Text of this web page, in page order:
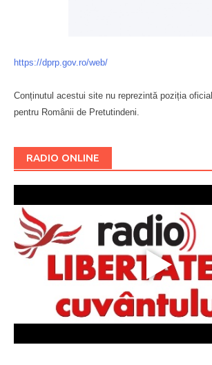
https://dprp.gov.ro/web/
Conținutul acestui site nu reprezintă poziția
pentru Românii de Pretutindeni.
RADIO ONLINE